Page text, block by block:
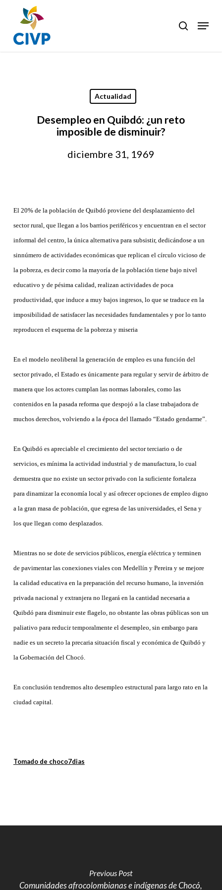
main
content
search
Menu
Actualidad
Desempleo en Quibdó: ¿un reto
imposible de disminuir?
diciembre 31, 1969
El 20% de la población de Quibdó proviene del desplazamiento del
sector rural, que llegan a los barrios periféricos y encuentran en el sector
informal del centro, la única alternativa para subsistir, dedicándose a un
sinnúmero de actividades económicas que replican el círculo vicioso de
la pobreza, es decir como la mayoría de la población tiene bajo nivel
educativo y de pésima calidad, realizan actividades de poca
productividad, que induce a muy bajos ingresos, lo que se traduce en la
imposibilidad de satisfacer las necesidades fundamentales y por lo tanto
reproducen el esquema de la pobreza y miseria
En el modelo neoliberal la generación de empleo es una función del
sector privado, el Estado es únicamente para regular y servir de árbitro de
manera que los actores cumplan las normas laborales, como las
contenidos en la pasada reforma que despojó a la clase trabajadora de
muchos derechos, volviendo a la época del llamado “Estado gendarme”.
En Quibdó es apreciable el crecimiento del sector terciario o de
servicios, es mínima la actividad industrial y de manufactura, lo cual
demuestra que no existe un sector privado con la suficiente fortaleza
para dinamizar la economía local y así ofrecer opciones de empleo digno
a la gran masa de población, que egresa de las universidades, el Sena y
los que llegan como desplazados.
Mientras no se dote de servicios públicos, energía eléctrica y terminen
de pavimentar las conexiones viales con Medellín y Pereira y se mejore
la calidad educativa en la preparación del recurso humano, la inversión
privada nacional y extranjera no llegará en la cantidad necesaria a
Quibdó para disminuir este flagelo, no obstante las obras públicas son un
paliativo para reducir temporalmente el desempleo, sin embargo para
nadie es un secreto la precaria situación fiscal y económica de Quibdó y
la Gobernación del Chocó.
En conclusión tendremos alto desempleo estructural para largo rato en la
ciudad capital.
Tomado de choco7dias
Previous Post
Comunidades afrocolombianas e indígenas de Chocó,
Close